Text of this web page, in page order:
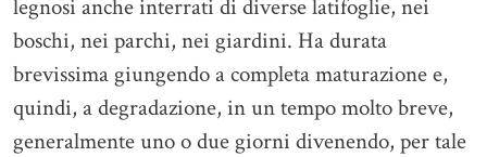
legnosi anche interrati di diverse latifoglie, nei
boschi, nei parchi, nei giardini. Ha durata
brevissima giungendo a completa maturazione e,
quindi, a degradazione, in un tempo molto breve,
generalmente uno o due giorni divenendo, per tale